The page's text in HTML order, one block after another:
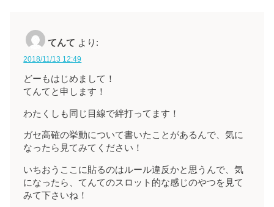
てんて より:
2018/11/13 12:49
どーもはじめまして！
てんてと申します！
わたくしも同じ目線で絆打ってます！
ガセ高確の挙動について書いたことがあるんで、気に
なったら見てみてください！
いちおうここに貼るのはルール違反かと思うんで、気
になったら、てんてのスロット的な感じのやつを見て
みて下さいね！